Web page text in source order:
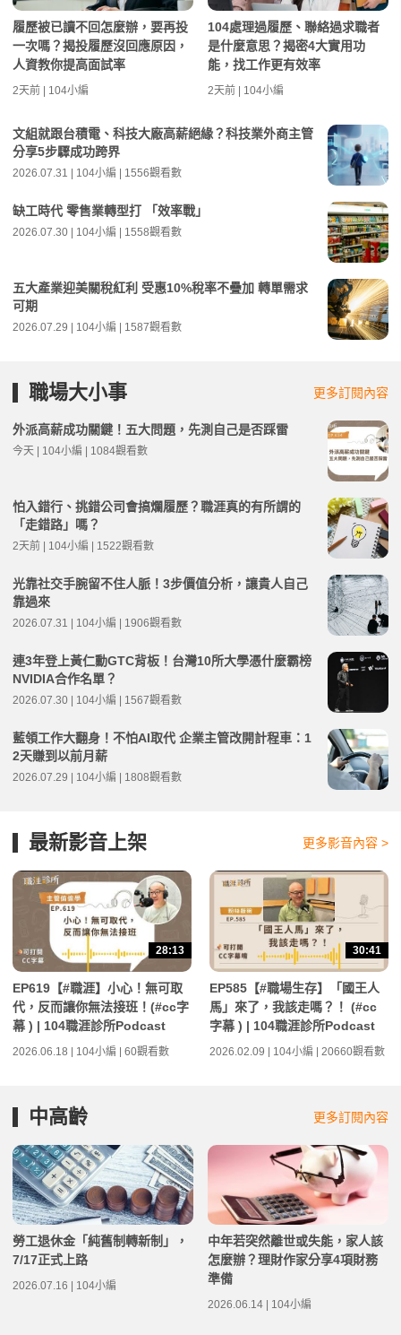
履歷被已讀不回怎麼辦，要再投
一次嗎？揭投履歷沒回應原因，
人資教你提高面試率
2天前 | 104小編
104處理過履歷、聯絡過求職者
是什麼意思？揭密4大實用功
能，找工作更有效率
2天前 | 104小編
文組就跟台積電、科技大廠高薪絕緣？科技業外商主管
分享5步驟成功跨界
2026.07.31 | 104小編 | 1556觀看數
缺工時代 零售業轉型打 「效率戰」
2026.07.30 | 104小編 | 1558觀看數
五大產業迎美關稅紅利 受惠10%稅率不疊加 轉單需求
可期
2026.07.29 | 104小編 | 1587觀看數
職場大小事 更多訂閱內容
外派高薪成功關鍵！五大問題，先測自己是否踩雷
今天 | 104小編 | 1084觀看數
怕入錯行、挑錯公司會搞爛履歷？職涯真的有所謂的
「走錯路」嗎？
2天前 | 104小編 | 1522觀看數
光靠社交手腕留不住人脈！3步價值分析，讓貴人自己
靠過來
2026.07.31 | 104小編 | 1906觀看數
連3年登上黃仁勳GTC背板！台灣10所大學憑什麼霸榜
NVIDIA合作名單？
2026.07.30 | 104小編 | 1567觀看數
藍領工作大翻身！不怕AI取代 企業主管改開計程車：1
2天賺到以前月薪
2026.07.29 | 104小編 | 1808觀看數
最新影音上架 更多影音內容 >
28:13
EP619【#職涯】小心！無可取
代，反而讓你無法接班！(#cc字
幕 ) | 104職涯診所Podcast
2026.06.18 | 104小編 | 60觀看數
30:41
EP585【#職場生存】「國王人
馬」來了，我該走嗎？！ (#cc
字幕 ) | 104職涯診所Podcast
2026.02.09 | 104小編 | 20660觀看數
中高齡 更多訂閱內容
勞工退休金「純舊制轉新制」，
7/17正式上路
2026.07.16 | 104小編
中年若突然離世或失能，家人該
怎麼辦？理財作家分享4項財務
準備
2026.06.14 | 104小編